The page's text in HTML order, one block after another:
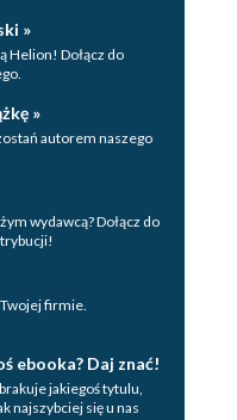
»
Helion! Dołącz do
»
autorem naszego
wydawcą? Dołącz do
firmie.
ebooka? Daj znać!
jakiegoś tytulu,
najszybciej się u nas